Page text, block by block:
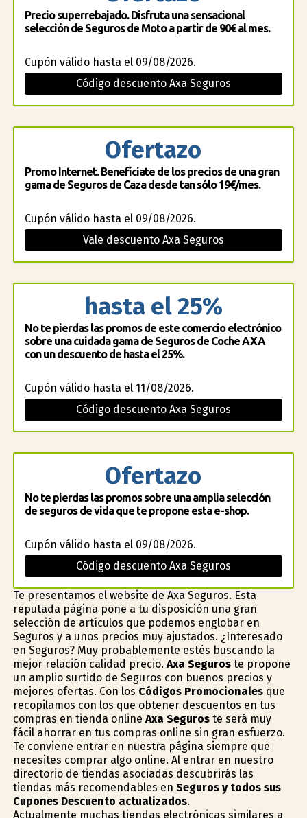
Precio superrebajado. Disfruta una sensacional
selección de Seguros de Moto a partir de 90€ al mes.
Cupón válido hasta el 09/08/2026.
Código descuento Axa Seguros
Ofertazo
Promo Internet. Benefíciate de los precios de una gran
gama de Seguros de Caza desde tan sólo 19€/mes.
Cupón válido hasta el 09/08/2026.
Vale descuento Axa Seguros
hasta el 25%
No te pierdas las promos de este comercio electrónico
sobre una cuidada gama de Seguros de Coche AXA
con un descuento de hasta el 25%.
Cupón válido hasta el 11/08/2026.
Código descuento Axa Seguros
Ofertazo
No te pierdas las promos sobre una amplia selección
de seguros de vida que te propone esta e-shop.
Cupón válido hasta el 09/08/2026.
Código descuento Axa Seguros
Te presentamos el website de Axa Seguros. Esta
reputada página pone a tu disposición una gran
selección de artículos que podemos englobar en
Seguros y a unos precios muy ajustados. ¿Interesado
en Seguros? Muy probablemente estés buscando la
mejor relación calidad precio. Axa Seguroste propone
un amplio surtido de Seguros con buenos precios y
mejores ofertas. Con los Códigos Promocionalesque
recopilamos con los que obtener descuentos en tus
compras en tienda online Axa Seguroste será muy
fácil ahorrar en tus compras online sin gran esfuerzo.
Te conviene entrar en nuestra página siempre que
necesites comprar algo online. Al entrar en nuestro
directorio de tiendas asociadas descubrirás las
tiendas más recomendables en Seguros y todos sus
Cupones Descuento actualizados.
Actualmente muchas tiendas electrónicas similares a